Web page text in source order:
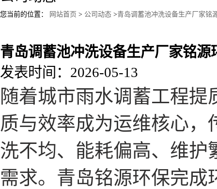
您当前的位置： 网站首页 > 公司动态 >青岛调蓄池冲洗设备生产厂家铭
青岛调蓄池冲洗设备生产厂家铭
发表时间：2026-05-13
随着城市雨水调蓄工程
质与效率成为运维核心
洗不均、能耗偏高、维
需求。青岛铭源环保完